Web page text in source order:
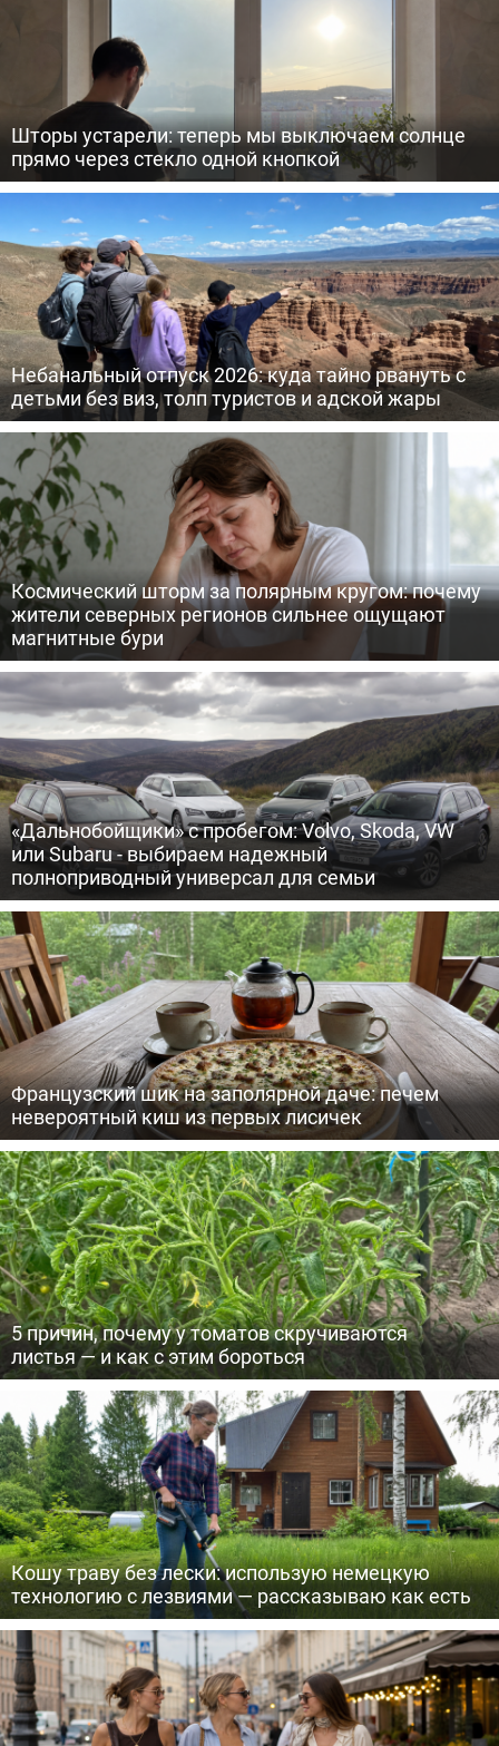
Шторы устарели: теперь мы выключаем солнце
прямо через стекло одной кнопкой
Небанальный отпуск 2026: куда тайно рвануть с
детьми без виз, толп туристов и адской жары
Космический шторм за полярным кругом: почему
жители северных регионов сильнее ощущают
магнитные бури
«Дальнобойщики» с пробегом: Volvo, Skoda, VW
или Subaru - выбираем надежный
полноприводный универсал для семьи
Французский шик на заполярной даче: печем
невероятный киш из первых лисичек
5 причин, почему у томатов скручиваются
листья — и как с этим бороться
Кошу траву без лески: использую немецкую
технологию с лезвиями — рассказываю как есть